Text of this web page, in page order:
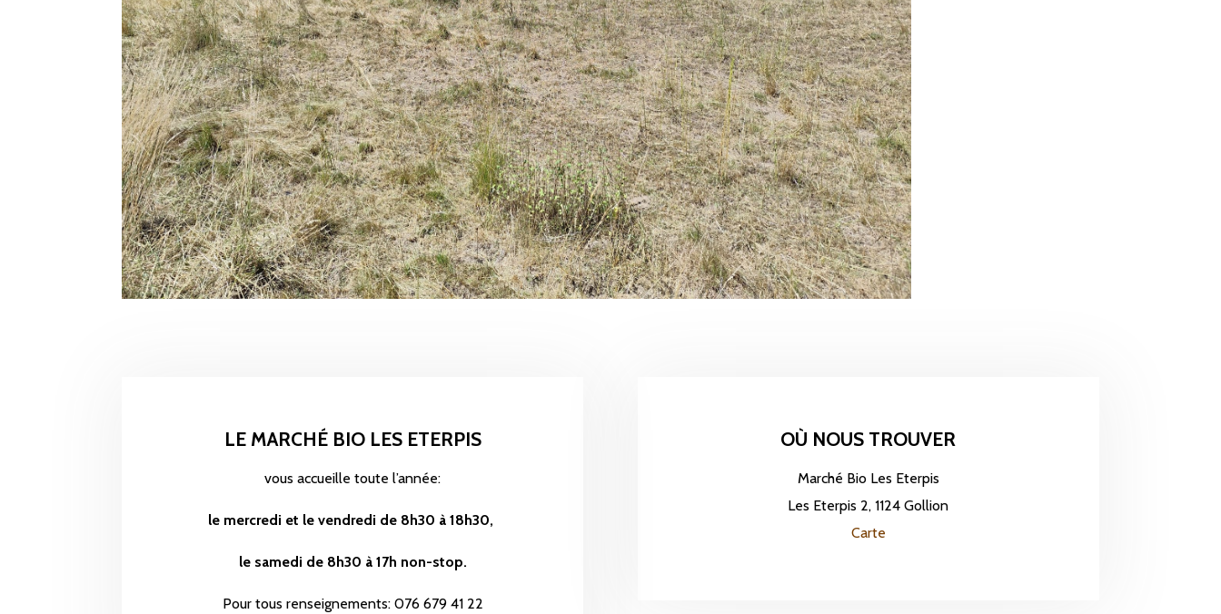
LE MARCHÉ BIO LES ETERPIS
vous accueille toute l’année:
le mercredi et le vendredi de 8h30 à 18h30,
le samedi de 8h30 à 17h non-stop.
Pour tous renseignements: 076 679 41 22
OÙ NOUS TROUVER
Marché Bio Les Eterpis
Les Eterpis 2, 1124 Gollion
Carte